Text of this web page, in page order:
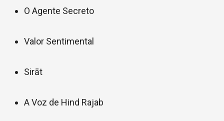
O Agente Secreto
Valor Sentimental
Sirāt
A Voz de Hind Rajab